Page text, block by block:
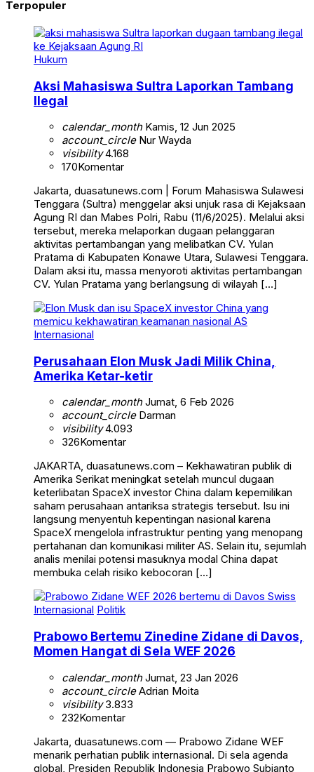
Terpopuler
Hukum
Aksi Mahasiswa Sultra Laporkan Tambang
Ilegal
calendar_monthKamis, 12 Jun 2025
account_circleNur Wayda
visibility4.168
170Komentar
Jakarta, duasatunews.com | Forum Mahasiswa Sulawesi
Tenggara (Sultra) menggelar aksi unjuk rasa di Kejaksaan
Agung RI dan Mabes Polri, Rabu (11/6/2025). Melalui aksi
tersebut, mereka melaporkan dugaan pelanggaran
aktivitas pertambangan yang melibatkan CV. Yulan
Pratama di Kabupaten Konawe Utara, Sulawesi Tenggara.
Dalam aksi itu, massa menyoroti aktivitas pertambangan
CV. Yulan Pratama yang berlangsung di wilayah […]
Internasional
Perusahaan Elon Musk Jadi Milik China,
Amerika Ketar-ketir
calendar_monthJumat, 6 Feb 2026
account_circleDarman
visibility4.093
326Komentar
JAKARTA, duasatunews.com – Kekhawatiran publik di
Amerika Serikat meningkat setelah muncul dugaan
keterlibatan SpaceX investor China dalam kepemilikan
saham perusahaan antariksa strategis tersebut. Isu ini
langsung menyentuh kepentingan nasional karena
SpaceX mengelola infrastruktur penting yang menopang
pertahanan dan komunikasi militer AS. Selain itu, sejumlah
analis menilai potensi masuknya modal China dapat
membuka celah risiko kebocoran […]
Internasional Politik
Prabowo Bertemu Zinedine Zidane di Davos,
Momen Hangat di Sela WEF 2026
calendar_monthJumat, 23 Jan 2026
account_circleAdrian Moita
visibility3.833
232Komentar
Jakarta, duasatunews.com — Prabowo Zidane WEF
menarik perhatian publik internasional. Di sela agenda
global, Presiden Republik Indonesia Prabowo Subianto